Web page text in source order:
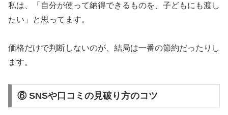
私は、「自分が使って納得できるものを、子どもにも渡し
たい」と思ってます。
価格だけで判断しないのが、結局は一番の節約だったりし
ます。
⑥ SNSや口コミの見破り方のコツ